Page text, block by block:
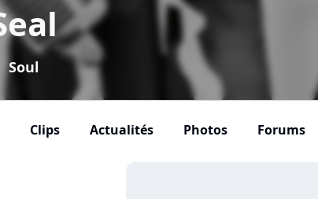
Soul
Clips Actualités Photos Forums